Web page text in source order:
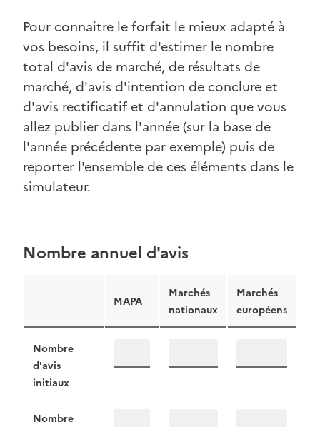
Pour connaitre le forfait le mieux adapté à
vos besoins, il suffit d'estimer le nombre
total d'avis de marché, de résultats de
marché, d'avis d'intention de conclure et
d'avis rectificatif et d'annulation que vous
allez publier dans l'année (sur la base de
l'année précédente par exemple) puis de
reporter l'ensemble de ces éléments dans le
simulateur.
Nombre annuel d'avis
Nombre annuel d'avis
MAPA
Marchés
nationaux
Marchés
européens
Nombre
d'avis
initiaux
Nombre